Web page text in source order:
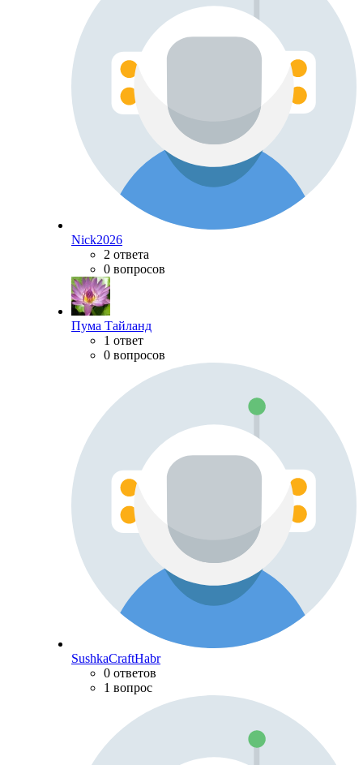
Nick2026
2 ответа
0 вопросов
Пума Тайланд
1 ответ
0 вопросов
SushkaCraftHabr
0 ответов
1 вопрос